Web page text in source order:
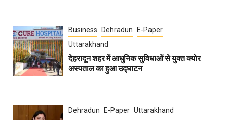
Business Dehradun
E-Paper
Uttarakhand
देहरादून शहर में आधुनिक सुविधाओं से युक्त क्योर
अस्पताल का हुआ उद्घाटन
Dehradun E-Paper Uttarakhand